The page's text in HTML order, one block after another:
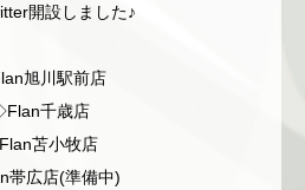
開設しました♪
旭川駅前店
千歳店
苫小牧店
広店(準備中)